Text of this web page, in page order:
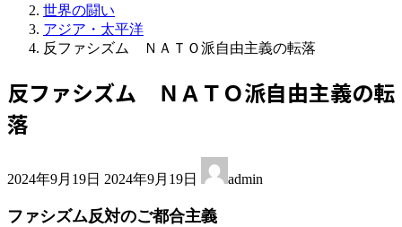
世界の闘い
アジア・太平洋
反ファシズム ＮＡＴＯ派自由主義の転落
反ファシズム ＮＡＴＯ派自由主義の転
落
2024年9月19日 終
新
2024年9月19日 admin
ファシズム反対のご都合主義